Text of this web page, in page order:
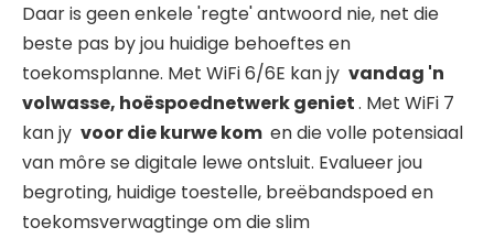
Daar is geen enkele 'regte' antwoord nie, net die
beste pas by jou huidige behoeftes en
toekomsplanne. Met WiFi 6/6E kan jy vandag 'n
volwasse, hoëspoednetwerk geniet. Met WiFi 7
kan jy voor die kurwe kom en die volle potensiaal
van môre se digitale lewe ontsluit. Evalueer jou
begroting, huidige toestelle, breëbandspoed en
toekomsverwagtinge om die slim